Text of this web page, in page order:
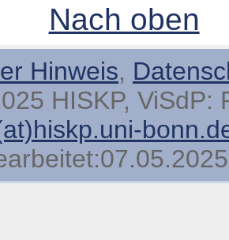
Nach oben
Hinweis,
HISKP, ViSdP: